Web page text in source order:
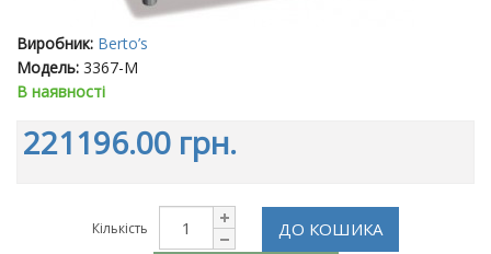
Виробник: Berto’s
Модель: 3367-M
В наявності
221196.00 грн.
Кількість ДО КОШИКА